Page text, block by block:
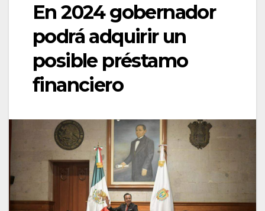
En 2024 gobernador
podrá adquirir un
posible préstamo
financiero